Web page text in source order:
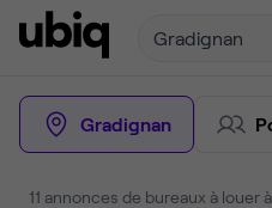
Gradignan
Gradignan
11 annonces de bureaux à louer